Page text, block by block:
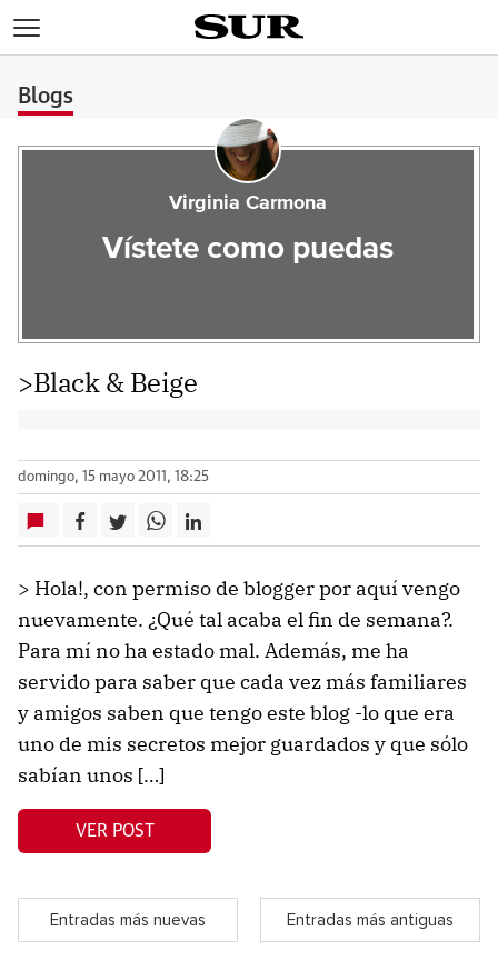
Blogs
Virginia Carmona
Vístete como puedas
>Black & Beige
domingo, 15 mayo 2011, 18:25
> Hola!, con permiso de blogger por aquí vengo
nuevamente. ¿Qué tal acaba el fin de semana?.
Para mí no ha estado mal. Además, me ha
servido para saber que cada vez más familiares
y amigos saben que tengo este blog -lo que era
uno de mis secretos mejor guardados y que sólo
sabían unos […]
VER POST
Entradas más nuevas Entradas más antiguas